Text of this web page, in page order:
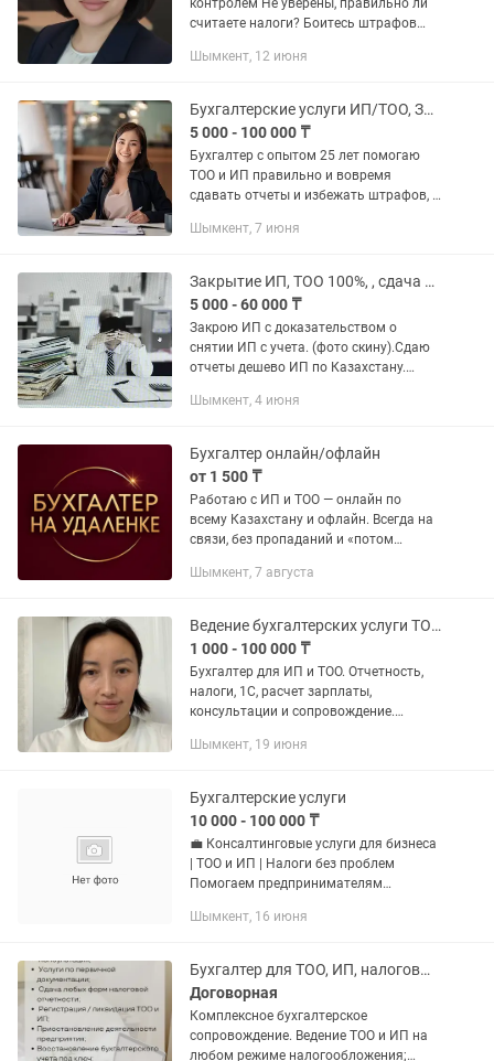
контролем Не уверены, правильно ли
считаете налоги? Боитесь штрафов
ведение бухгалтерии ИП и ТОО
Шымкент, 12 июня
Бухгалтерские услуги ИП/ТОО, Закрытие ИП, ЭСФ, СНТ
5 000 - 100 000 ₸
Бухгалтер с опытом 25 лет помогаю
ТОО и ИП правильно и вовремя
сдавать отчеты и избежать штрафов, а
сокращать расходы, оптимизировать
Шымкент, 7 июня
Закрытие ИП, ТОО 100%, , сдача всех налоговых отчетов , горстат, ЭСФ, ЭАВР
5 000 - 60 000 ₸
Закрою ИП с доказательством о
снятии ИП с учета. (фото скину).Сдаю
отчеты дешево ИП по Казахстану.
разных ситуациях. Закрытие ИП от
Шымкент, 4 июня
Бухгалтер онлайн/офлайн
от 1 500 ₸
Работаю с ИП и ТОО — онлайн по
всему Казахстану и офлайн. Всегда на
связи, без пропаданий и «потом
сдано 📌 Понимаете, за что платите
Шымкент, 7 августа
Ведение бухгалтерских услуги ТОО и ИП
1 000 - 100 000 ₸
Бухгалтер для ИП и ТОО. Отчетность,
налоги, 1С, расчет зарплаты,
консультации и сопровождение.
законодательством РК.
Шымкент, 19 июня
Бухгалтерские услуги
10 000 - 100 000 ₸
💼 Консалтинговые услуги для бизнеса
| ТОО и ИП | Налоги без проблем
Помогаем предпринимателям
штрафов. 📊 Наши услуги: • Открытие
Шымкент, 16 июня
Бухгалтер для ТОО, ИП, налоговые отчеты, бухгалтерское сопровождение
Договорная
Комплексное бухгалтерское
сопровождение. Ведение ТОО и ИП на
любом режиме налогообложения;